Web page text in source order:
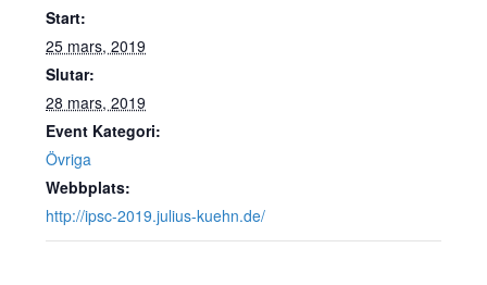
Start:
25 mars, 2019
Slutar:
28 mars, 2019
Event Kategori:
Övriga
Webbplats:
http://ipsc-2019.julius-kuehn.de/